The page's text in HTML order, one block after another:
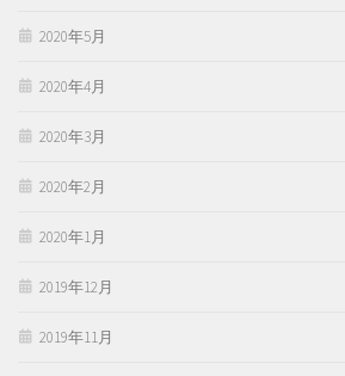
2020年5月
2020年4月
2020年3月
2020年2月
2020年1月
2019年12月
2019年11月